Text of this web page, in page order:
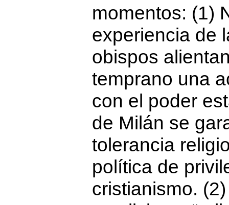
momentos: (1)
experiencia de
obispos
temprano una
con el poder
de Milán se
tolerancia
política de
cristianismo.